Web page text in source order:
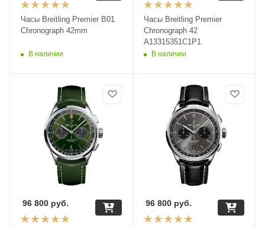
Часы Breitling Premier B01
Chronograph 42mm
В наличии
Часы Breitling Premier
Chronograph 42
A13315351C1P1
В наличии
96 800 руб. 96 800руб.